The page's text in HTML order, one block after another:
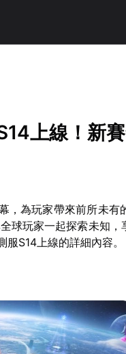
上線！新
，為玩家帶來前所未
球玩家一起探索未知
S14上線的詳細內容。